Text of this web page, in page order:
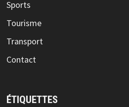
Sports
Tourisme
Transport
Contact
ÉTIQUETTES